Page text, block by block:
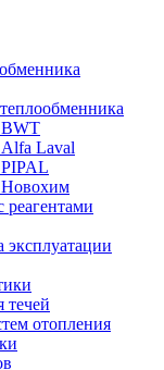
BWT
Laval
Новохим
реагентами
эксплуатации
течей
отопления